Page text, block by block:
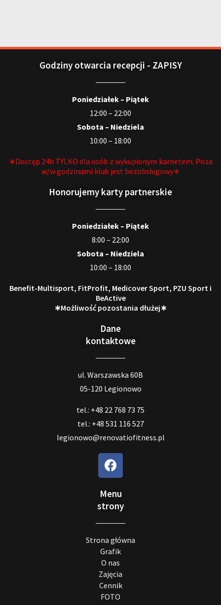
Godziny otwarcia recepcji - ZAPISY
Poniedziałek – Piątek
12:00 – 22:00
Sobota – Niedziela
10:00 – 18:00
∗Dostęp 24h TYLKO dla osób z wykupionym karnetem. Poza
w/w godzinami klub jest bezobsługowy∗
Honorujemy karty partnerskie
Poniedziałek – Piątek
8:00 – 22:00
Sobota – Niedziela
10:00 – 18:00
Benefit-Multisport, FitProfit, Medicover Sport, PZU Sport i
BeActive
∗Możliwość pozostania dłużej∗
Dane
kontaktowe
ul. Warszawska 60B
05-120 Legionowo
tel.: +48 22 768 73 75
tel.: +48 531 116 527
legionowo@renovatiofitness.pl
Menu
strony
Strona główna
Grafik
O nas
Zajęcia
Cennik
FOTO